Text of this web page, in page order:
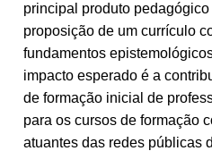
principal produto
proposição de um currículo
fundamentos
impacto esperado é a
de formação inicial de
para os cursos de formação
atuantes das redes públicas